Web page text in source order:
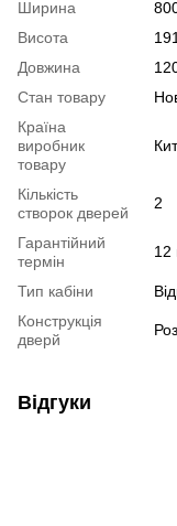
Ширина
Висота
Довжина
Стан товару
Країна
виробник
товару
Кількість
створок дверей
2
Гарантійний
термін
12
Тип кабіни
Конструкція
дверй
Відгуки